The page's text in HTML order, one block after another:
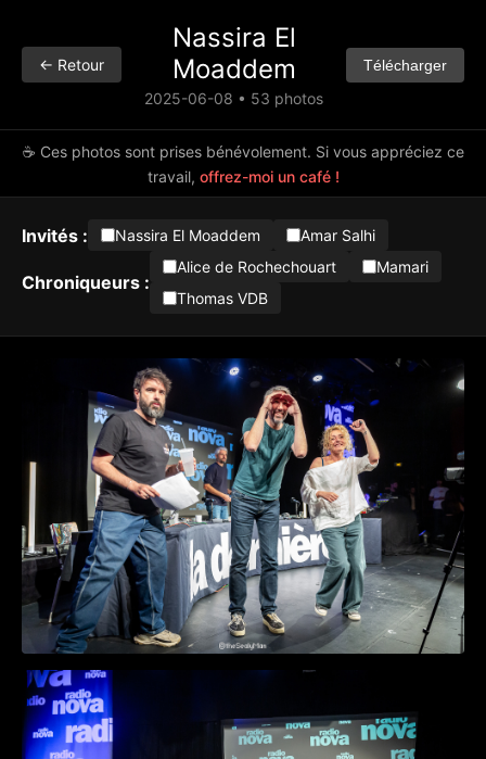
← Retour
Nassira El
Moaddem
2025-06-08 • 53 photos
Télécharger
☕ Ces photos sont prises bénévolement. Si vous appréciez ce
travail, offrez-moi un café !
Invités : Nassira El Moaddem Amar Salhi
Chroniqueurs :
Alice de Rochechouart
Mamari
Thomas VDB